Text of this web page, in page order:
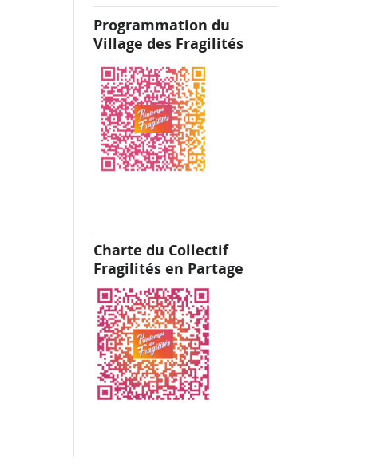
Programmation du
Village des Fragilités
Charte du Collectif
Fragilités en Partage